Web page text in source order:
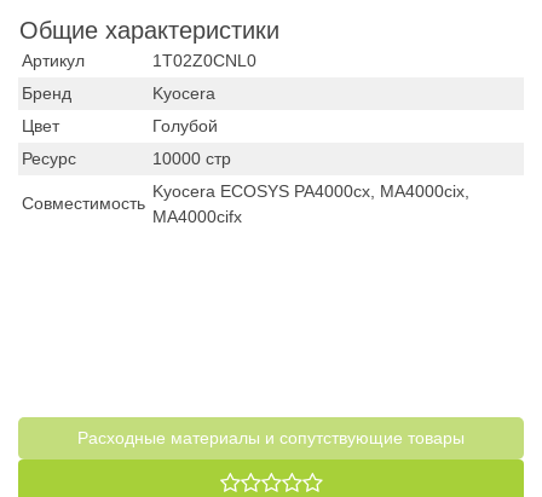
Общие характеристики
Артикул
1T02Z0CNL0
Бренд
Kyocera
Цвет
Голубой
Ресурс
10000 стр
Совместимость
Kyocera ECOSYS PA4000cx, MA4000cix,
MA4000cifx
Расходные материалы и cопутствующие товары